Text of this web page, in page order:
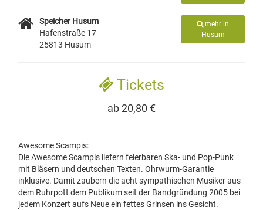
Speicher Husum
Hafenstraße 17
25813 Husum
mehr in
Husum
Tickets
ab 20,80 €
Awesome Scampis:
Die Awesome Scampis liefern feierbaren Ska- und Pop-Punk
mit Bläsern und deutschen Texten. Ohrwurm-Garantie
inklusive. Damit zaubern die acht sympathischen Musiker aus
dem Ruhrpott dem Publikum seit der Bandgründung 2005 bei
jedem Konzert aufs Neue ein fettes Grinsen ins Gesicht.